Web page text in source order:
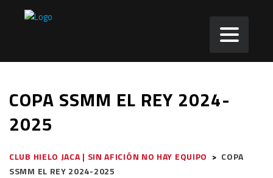
COPA SSMM EL REY 2024-
2025
CLUB HIELO JACA | SIN AFICIÓN NO HAY EQUIPO > COPA
SSMM EL REY 2024-2025